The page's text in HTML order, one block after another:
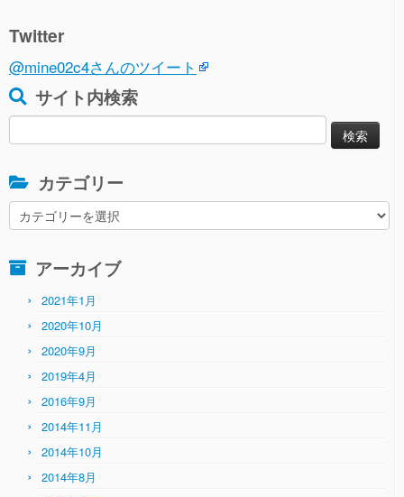
Twitter
@mine02c4さんのツイート
サイト内検索
索:
カテゴリー
カ
テ
リ
アーカイブ
2021年1月
2020年10月
2020年9月
2019年4月
2016年9月
2014年11月
2014年10月
2014年8月